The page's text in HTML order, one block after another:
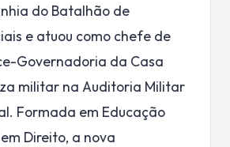
do Batalhão de
e atuou como chefe de
Governadoria da Casa
militar na Auditoria Militar
Formada em Educação
Direito, a nova